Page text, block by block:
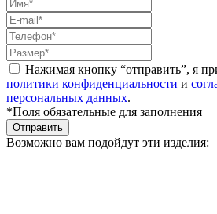
Нажимая кнопку “отправить”, я
политики конфиденциальности и
персональных данных.
*Поля обязательные для заполнения
Отправить
Возможно вам подойдут эти изделия: